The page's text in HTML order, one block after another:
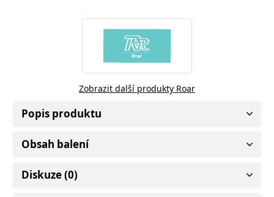
Zobrazit další produkty Roar
Popis produktu
Obsah balení
Diskuze (0)